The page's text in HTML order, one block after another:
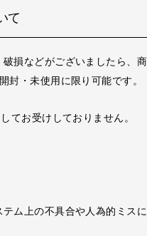
て
損などがございましたら、
封・未使用に限り可能です。
てお受けしておりません。
ム上の不具合や人為的ミス